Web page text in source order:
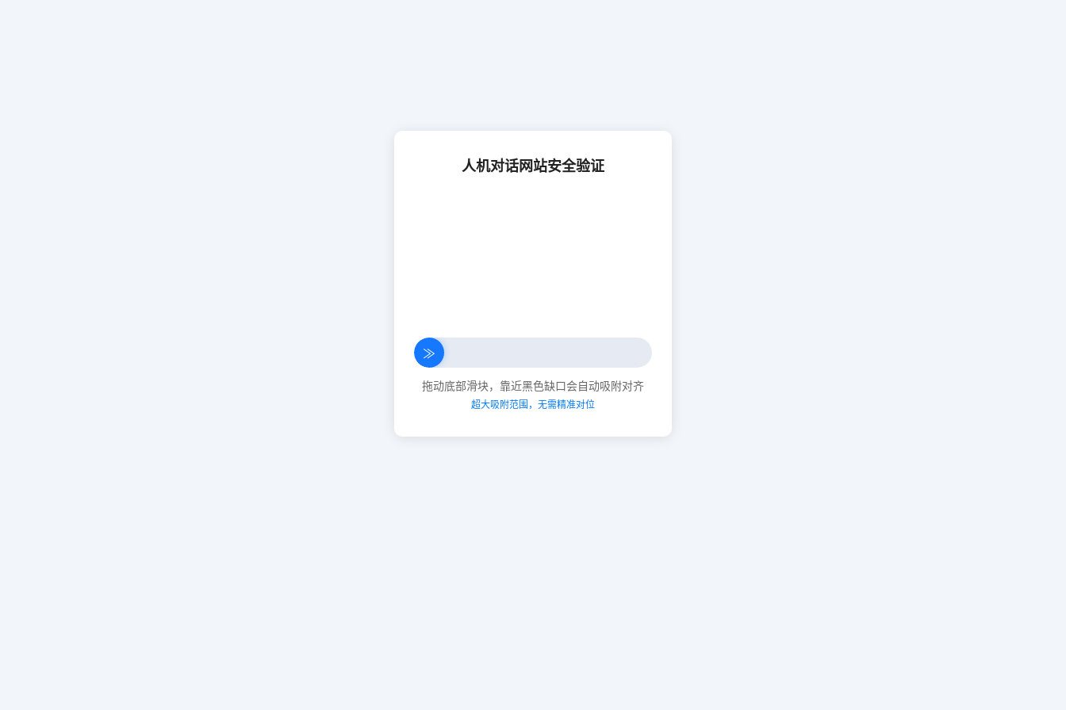
人机对话网站安全验证
≫
拖动底部滑块，靠近黑色缺口会自动吸附对齐
超大吸附范围，无需精准对位